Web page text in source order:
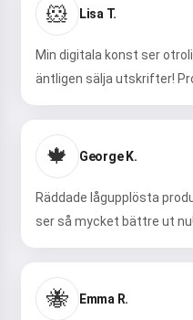
🐹 Lisa T.
Min digitala konst ser
äntligen sälja utskrifter!
🍁 George K.
Räddade lågupplösta
ser så mycket bättre ut nu!
🐝 Emma R.